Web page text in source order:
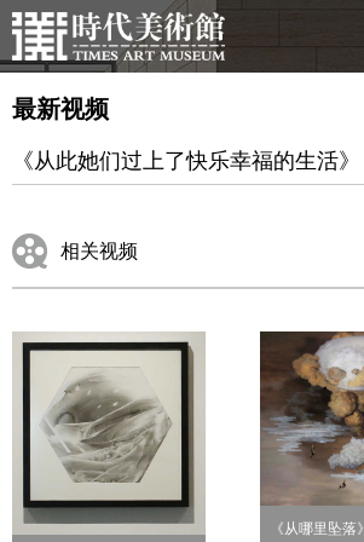
最新视频
《从此她们过上了快乐幸福的生活》
相关视频
《从哪里坠落》